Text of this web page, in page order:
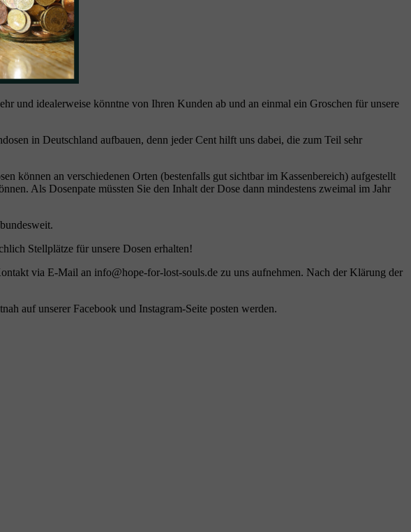
und idealerweise könntne von Ihren Kunden ab und an einmal ein Groschen für unsere
in Deutschland aufbauen, denn jeder Cent hilft uns dabei, die zum Teil sehr
können an verschiedenen Orten (bestenfalls gut sichtbar im Kassenbereich) aufgestellt
Als Dosenpate müssten Sie den Inhalt der Dose dann mindestens zweimal im Jahr
Stellplätze für unsere Dosen erhalten!
via E-Mail an info@hope-for-lost-souls.de zu uns aufnehmen. Nach der Klärung der
auf unserer Facebook und Instagram-Seite posten werden.